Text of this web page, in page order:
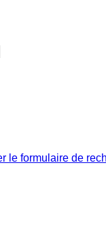
le formulaire de